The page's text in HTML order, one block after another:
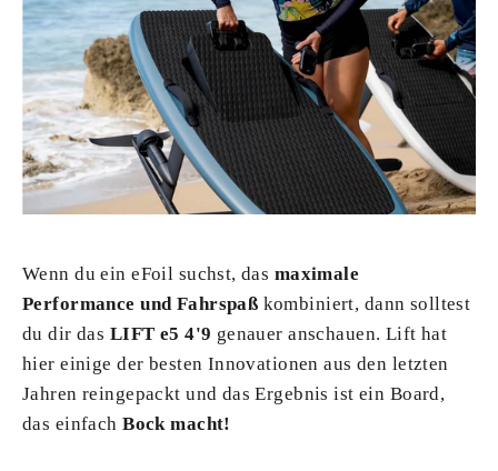
Wenn du ein eFoil suchst, das maximale
Performance und Fahrspaß kombiniert, dann solltest
du dir das LIFT e5 4'9 genauer anschauen. Lift hat
hier einige der besten Innovationen aus den letzten
Jahren reingepackt und das Ergebnis ist ein Board,
das einfachBock macht!